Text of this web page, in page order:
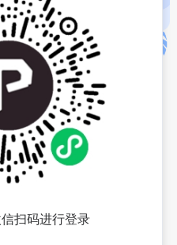
扫码进行登录